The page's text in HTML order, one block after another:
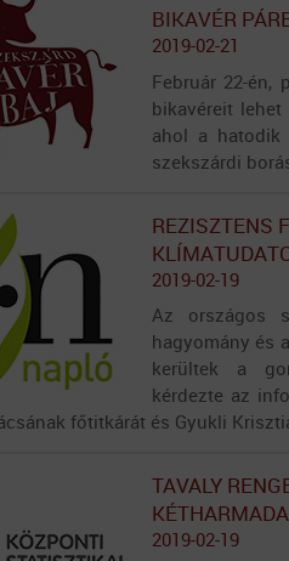
BIKAVÉR
2019-02-21
Február 22-én,
bikavéreit
ahol a hatodik
szekszárdi
REZISZTENS
2019-02-19
Az országos
hagyomány és
kerültek a
kérdezte az
főtitkárát és Gyukli
TAVALY
KÉTHARMADA
2019-02-19